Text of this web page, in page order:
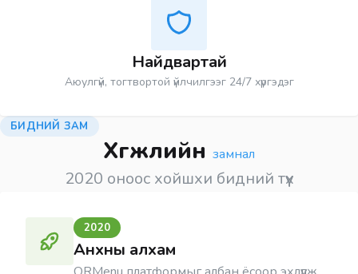
Найдвартай
Аюулгүй, тогтвортой үйлчилгээг 24/7 хүргэдэг
БИДНИЙ ЗАМ
Хөгжлийн замнал
2020 оноос хойшхи бидний түүх
2020
Анхны алхам